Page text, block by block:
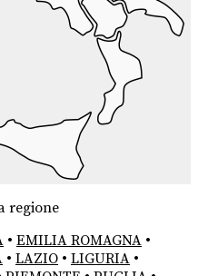
regione
• EMILIA ROMAGNA •
• LAZIO • LIGURIA •